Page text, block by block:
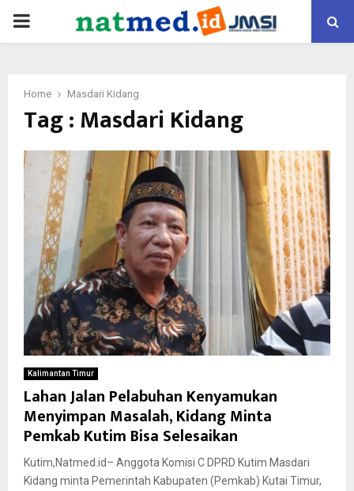
PRIMARY
Home Masdari Kidang
Tag : Masdari Kidang
Kalimantan Timur
Lahan Jalan Pelabuhan Kenyamukan
Menyimpan Masalah, Kidang Minta
Pemkab Kutim Bisa Selesaikan
Kutim,Natmed.id– Anggota Komisi C DPRD Kutim Masdari
Kidang minta Pemerintah Kabupaten (Pemkab) Kutai Timur,